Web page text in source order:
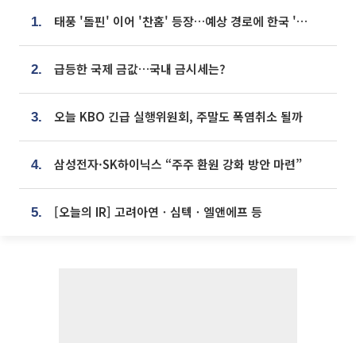
1. 태풍 '돌핀' 이어 '찬홈' 등장…예상 경로에 한국 '한숨'
2. 급등한 국제 금값…국내 금시세는?
3. 오늘 KBO 긴급 실행위원회, 주말도 폭염취소 될까
4. 삼성전자·SK하이닉스 “주주 환원 강화 방안 마련”
5. [오늘의 IR] 고려아연ㆍ심텍ㆍ엘앤에프 등